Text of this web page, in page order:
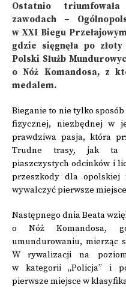
Ostatnio
zawodach –
w XXI Biegu
gdzie sięgnęła po
Polski Służb
o Nóż Komandosa, z
medalem.
Bieganie to nie tylko
fizycznej, niezbędnej w
prawdziwa pasja, która
Trudne trasy, jak ta
piaszczystych odcinków i
przeszkody dla opolskiej
wywalczyć pierwsze
Następnego dnia Beata
o Nóż Komandosa,
umundurowaniu, mierząc
W rywalizacji na
w kategorii „Policja” i
pierwsze miejsce w